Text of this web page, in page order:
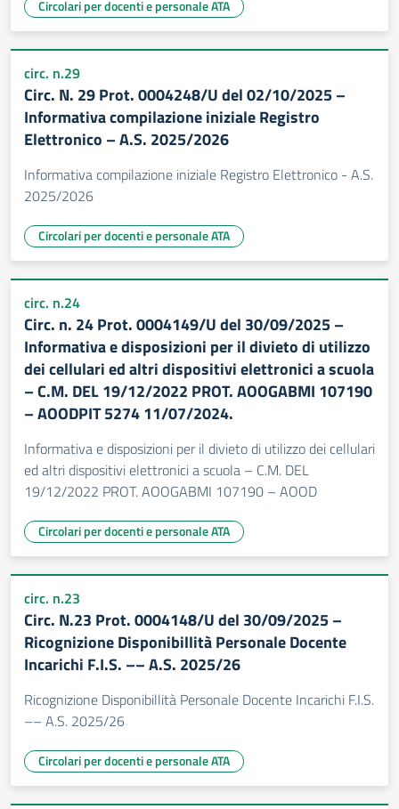
Circolari per docenti e personale ATA
circ. n.29
Circ. N. 29 Prot. 0004248/U del 02/10/2025 –
Informativa compilazione iniziale Registro
Elettronico – A.S. 2025/2026
Informativa compilazione iniziale Registro Elettronico - A.S.
2025/2026
Circolari per docenti e personale ATA
circ. n.24
Circ. n. 24 Prot. 0004149/U del 30/09/2025 –
Informativa e disposizioni per il divieto di utilizzo
dei cellulari ed altri dispositivi elettronici a scuola
– C.M. DEL 19/12/2022 PROT. AOOGABMI 107190
– AOODPIT 5274 11/07/2024.
Informativa e disposizioni per il divieto di utilizzo dei cellulari
ed altri dispositivi elettronici a scuola – C.M. DEL
19/12/2022 PROT. AOOGABMI 107190 – AOOD
Circolari per docenti e personale ATA
circ. n.23
Circ. N.23 Prot. 0004148/U del 30/09/2025 –
Ricognizione Disponibillità Personale Docente
Incarichi F.I.S. –– A.S. 2025/26
Ricognizione Disponibillità Personale Docente Incarichi F.I.S.
–– A.S. 2025/26
Circolari per docenti e personale ATA